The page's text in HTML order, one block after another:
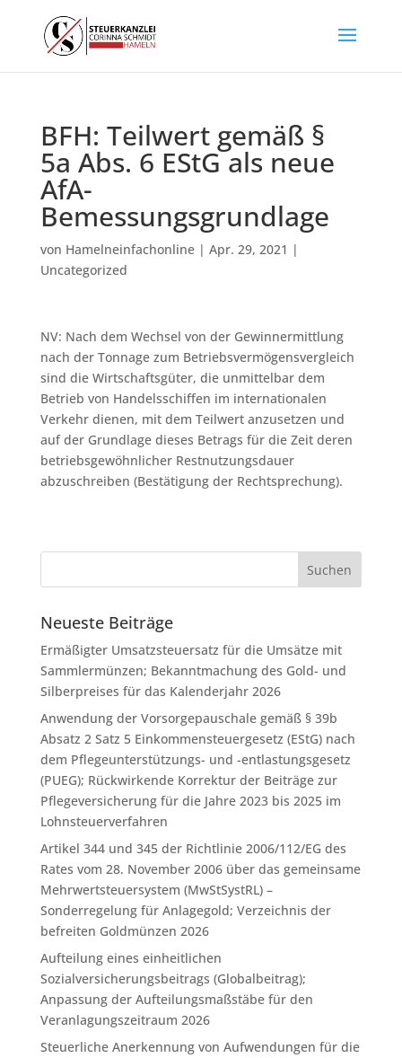
BFH: Teilwert gemäß §
5a Abs. 6 EStG als neue
AfA-
Bemessungsgrundlage
von Hamelneinfachonline| Apr. 29, 2021 |
Uncategorized
NV: Nach dem Wechsel von der Gewinnermittlung
nach der Tonnage zum Betriebsvermögensvergleich
sind die Wirtschaftsgüter, die unmittelbar dem
Betrieb von Handelsschiffen im internationalen
Verkehr dienen, mit dem Teilwert anzusetzen und
auf der Grundlage dieses Betrags für die Zeit deren
betriebsgewöhnlicher Restnutzungsdauer
abzuschreiben (Bestätigung der Rechtsprechung).
Neueste Beiträge
Ermäßigter Umsatzsteuersatz für die Umsätze mit
Sammlermünzen; Bekanntmachung des Gold- und
Silberpreises für das Kalenderjahr 2026
Anwendung der Vorsorgepauschale gemäß § 39b
Absatz 2 Satz 5 Einkommensteuergesetz (EStG) nach
dem Pflegeunterstützungs- und -entlastungsgesetz
(PUEG); Rückwirkende Korrektur der Beiträge zur
Pflegeversicherung für die Jahre 2023 bis 2025 im
Lohnsteuerverfahren
Artikel 344 und 345 der Richtlinie 2006/112/EG des
Rates vom 28. November 2006 über das gemeinsame
Mehrwertsteuersystem (MwStSystRL) –
Sonderregelung für Anlagegold; Verzeichnis der
befreiten Goldmünzen 2026
Aufteilung eines einheitlichen
Sozialversicherungsbeitrags (Globalbeitrag);
Anpassung der Aufteilungsmaßstäbe für den
Veranlagungszeitraum 2026
Steuerliche Anerkennung von Aufwendungen für die